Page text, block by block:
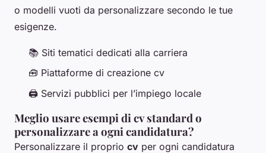
o modelli vuoti da personalizzare secondo le tue
esigenze.
📚 Siti tematici dedicati alla carriera
🧰 Piattaforme di creazione cv
🖨 Servizi pubblici per l’impiego locale
Meglio usare esempi di cv standard o
personalizzare a ogni candidatura?
Personalizzare il proprio cv per ogni candidatura